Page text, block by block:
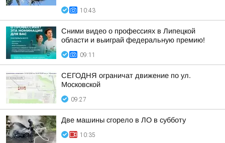
10:43
Сними видео о профессиях в Липецкой
области и выиграй федеральную премию!
09:11
СЕГОДНЯ ограничат движение по ул.
Московской
09:27
Две машины сгорело в ЛО в субботу
10:35